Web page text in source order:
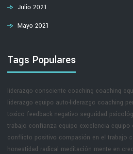
Julio 2021
Mayo 2021
Tags Populares
liderazgo consciente coaching coaching
liderazgo equipo auto-liderazgo coaching
toxico feedback negativo seguridad
trabajo confianza equipo excelencia equipo
conflicto positivo compasión en el trabajo
honestidad radical meditación mente en